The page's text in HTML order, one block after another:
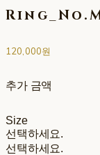
120,000원
추가 금액
Size
선택하세요.
선택하세요.